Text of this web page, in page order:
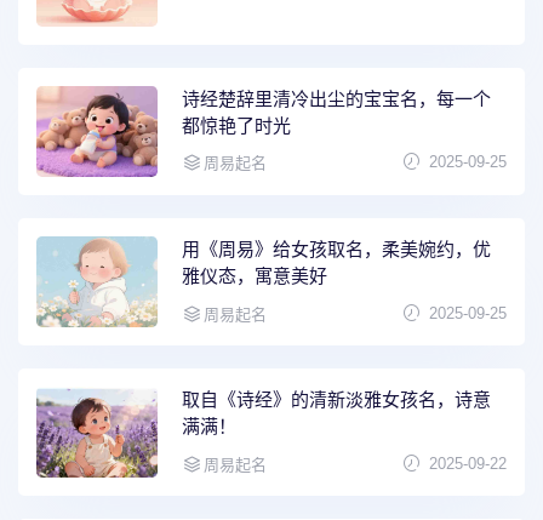
诗经楚辞里清冷出尘的宝宝名，每一个
都惊艳了时光
周易起名 2025-09-25
用《周易》给女孩取名，柔美婉约，优
雅仪态，寓意美好
周易起名 2025-09-25
取自《诗经》的清新淡雅女孩名，诗意
满满！
周易起名 2025-09-22